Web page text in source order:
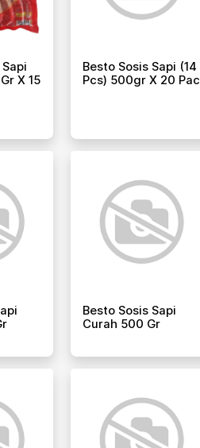
X 15
Besto Sosis Sapi (14
Pcs) 500gr X 20 Pac
Besto Sosis Sapi
Curah 500 Gr